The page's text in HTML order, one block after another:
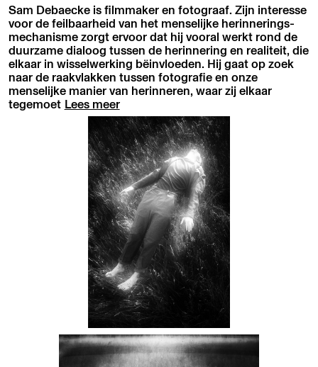
Sam Debaecke is filmmaker en fotograaf. Zijn interesse
voor de feilbaarheid van het menselijke herinnerings-
mechanisme zorgt ervoor dat hij vooral werkt rond de
duurzame dialoog tussen de herinnering en realiteit, die
elkaar in wisselwerking bëinvloeden. Hij gaat op zoek
naar de raakvlakken tussen fotografie en onze
menselijke manier van herinneren, waar zij elkaar
tegemoet Lees meer